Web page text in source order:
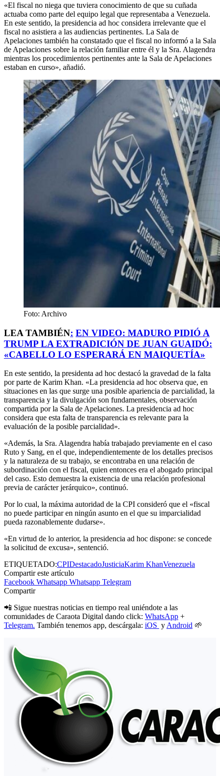
«El fiscal no niega que tuviera conocimiento de que su cuñada
actuaba como parte del equipo legal que representaba a Venezuela.
En este sentido, la presidencia ad hoc considera irrelevante que el
fiscal no asistiera a las audiencias pertinentes. La Sala de
Apelaciones también ha constatado que el fiscal no informó a la Sala
de Apelaciones sobre la relación familiar entre él y la Sra. Alagendra
mientras los procedimientos pertinentes ante la Sala de Apelaciones
estaban en curso», añadió.
Foto: Archivo
LEA TAMBIÉN: EN VIDEO: MADURO PIDIÓ A
TRUMP LA EXTRADICIÓN DE JUAN GUAIDÓ:
«CABELLO LO ESPERARÁ EN MAIQUETÍA»
En este sentido, la presidenta ad hoc destacó la gravedad de la falta
por parte de Karim Khan. «La presidencia ad hoc observa que, en
situaciones en las que surge una posible apariencia de parcialidad, la
transparencia y la divulgación son fundamentales, observación
compartida por la Sala de Apelaciones. La presidencia ad hoc
considera que esta falta de transparencia es relevante para la
evaluación de la posible parcialidad».
«Además, la Sra. Alagendra había trabajado previamente en el caso
Ruto y Sang, en el que, independientemente de los detalles precisos
y la naturaleza de su trabajo, se encontraba en una relación de
subordinación con el fiscal, quien entonces era el abogado principal
del caso. Esto demuestra la existencia de una relación profesional
previa de carácter jerárquico», continuó.
Por lo cual, la máxima autoridad de la CPI consideró que el «fiscal
no puede participar en ningún asunto en el que su imparcialidad
pueda razonablemente dudarse».
«En virtud de lo anterior, la presidencia ad hoc dispone: se concede
la solicitud de excusa», sentenció.
ETIQUETADO:CPIDestacadoJusticiaKarim KhanVenezuela
Compartir este artículo
Facebook Whatsapp Whatsapp Telegram
Compartir
📲 Sigue nuestras noticias en tiempo real uniéndote a las
comunidades de Caraota Digital dando click: WhatsApp +
Telegram. También tenemos app, descárgala: iOS y Android 🌱